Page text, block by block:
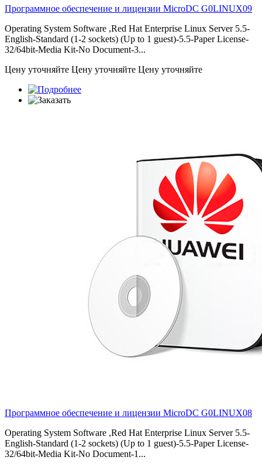
Программное обеспечение и лицензии MicroDC G0LINUX09
Operating System Software ,Red Hat Enterprise Linux Server 5.5-
English-Standard (1-2 sockets) (Up to 1 guest)-5.5-Paper License-
32/64bit-Media Kit-No Document-3...
Цену уточняйте Цену уточняйте Цену уточняйте
Программное обеспечение и лицензии MicroDC G0LINUX08
Operating System Software ,Red Hat Enterprise Linux Server 5.5-
English-Standard (1-2 sockets) (Up to 1 guest)-5.5-Paper License-
32/64bit-Media Kit-No Document-1...